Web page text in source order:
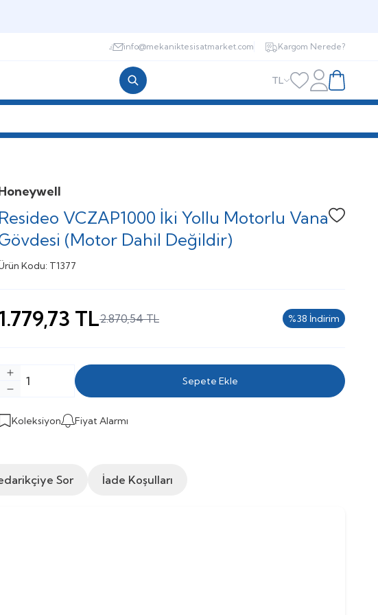
info@mekaniktesisatmarket.com Kargom Nerede?
TL Favorilerim
HesabımSepetim
Resideo VCZAP1000 İki Yollu Motorlu Vana
(Motor Dahil Değildir)
Favoriye
Kodu: T1377
TL2.870,54TL %38 İndirim
Sepete Ekle
Koleksiyon Fiyat Alarmı
Sor İade Koşulları